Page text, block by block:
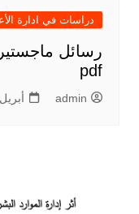
دراسات في ادارة
رسائل
pdf
admin أبريل 21, 2019